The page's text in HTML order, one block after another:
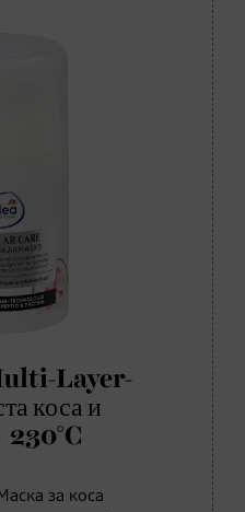
Layer-
коса и
230°C
за коса